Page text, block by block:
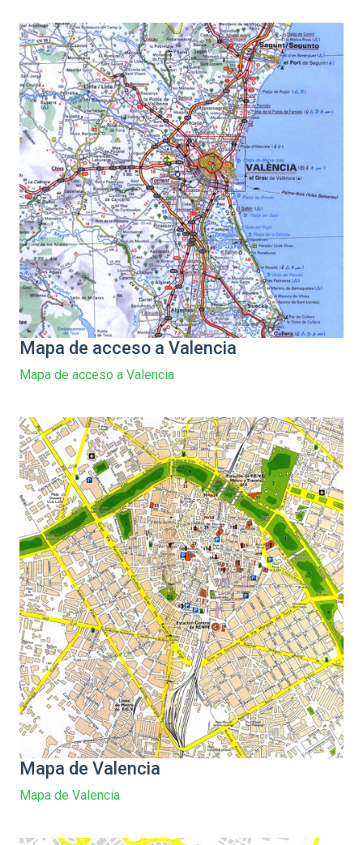
Mapa de acceso a Valencia
Mapa de acceso a Valencia
Mapa de Valencia
Mapa de Valencia